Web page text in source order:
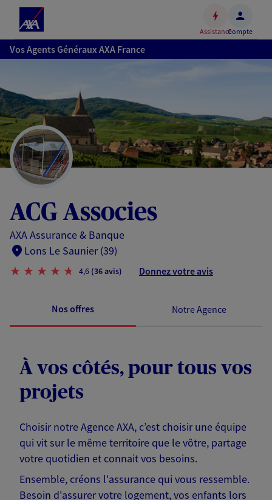
Accéder
au
au
pied
de
page
AssistanceCompte
Vos Agents Généraux AXA France
ACG Associes
AXA Assurance & Banque
Lons Le Saunier (39)
4,6 (36 avis) Donnez votre avis
Nos offres Notre Agence
À vos côtés, pour tous vos
projets
Choisir notre Agence AXA, c’est choisir une équipe
qui vit sur le même territoire que le vôtre, partage
votre quotidien et connait vos besoins.
Ensemble, créons l'assurance qui vous ressemble.
Besoin d'assurer votre logement, vos enfants lors